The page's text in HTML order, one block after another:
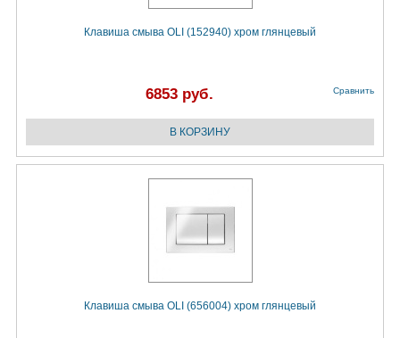
Клавиша смыва OLI (152940) хром глянцевый
6853 руб. Сравнить
Клавиша смыва OLI (656004) хром глянцевый